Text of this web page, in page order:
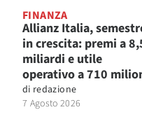
FINANZA
Allianz Italia,
in crescita: premi a
miliardi e utile
operativo a 710
di redazione
7 Agosto 2026